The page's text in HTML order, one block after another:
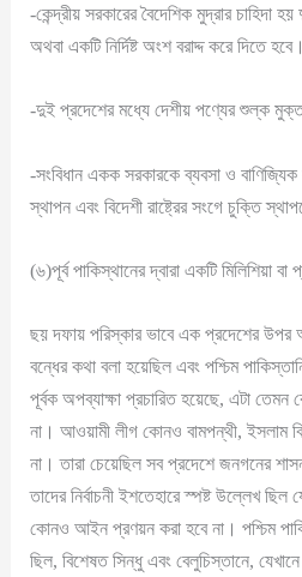
-কেন্দ্রীয় সরকারের বৈদেশিক মুদ্রার চাহিদা
অথবা একটি নির্দিষ্ট অংশ বরাদ্দ করে দিতে হবে।
-দুই প্রদেশের মধ্যে দেশীয় পণ্যের শুল্ক
-সংবিধান একক সরকারকে ব্যবসা ও
স্থাপন এবং বিদেশী রাষ্ট্রের সংগে চুক্তি
(৬)পূর্ব পাকিস্থানের দ্বারা একটি মিলিশিয়া বা
ছয় দফায় পরিস্কার ভাবে এক প্রদেশের
বন্ধের কথা বলা হয়েছিল এবং পশ্চিম
পূর্বক অপব্যাক্ষা প্রচারিত হয়েছে, এটা তেমন
না। আওয়ামী লীগ কোনও বামপন্থী, ইসলাম
না। তারা চেয়েছিল সব প্রদেশে জনগনের
তাদের নির্বাচনী ইশতেহারে স্পষ্ট উল্লেখ
কোনও আইন প্রণয়ন করা হবে না। পশ্চিম
ছিল, বিশেষত সিন্ধু এবং বেলুচিস্তানে,